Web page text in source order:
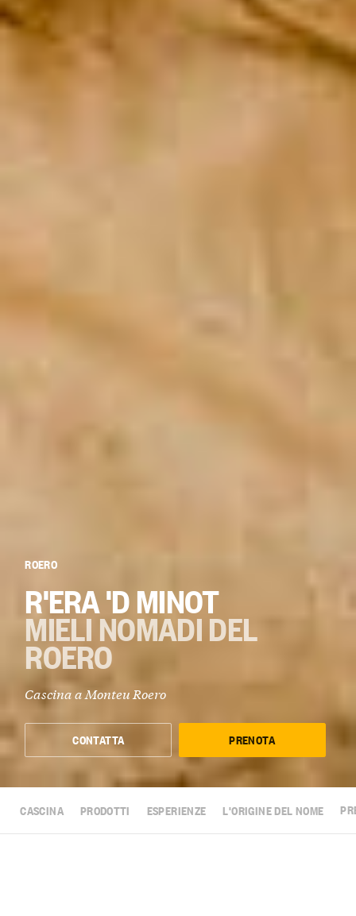
ROERO
R'ERA 'D MINOT
MIELI NOMADI DEL
ROERO
Cascina aMonteu Roero
CONTATTA PRENOTA
CASCINA PRODOTTI ESPERIENZE L'ORIGINE DEL NOME